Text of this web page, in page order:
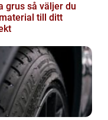
så väljer du
till ditt